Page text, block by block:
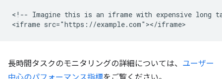
<!-- Imagine this is an iframe with expensive long
長時間タスクのモニタリングの詳細については、 ユーザー